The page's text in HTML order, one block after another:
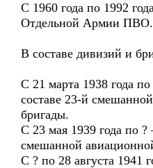
С 1960 года по 1992
Отдельной Армии ПВО.
В составе дивизий и
С 21 марта 1938 года
составе 23-й
бригады.
С 23 мая 1939 года по ?
смешанной
С ? по 28 августа 1941